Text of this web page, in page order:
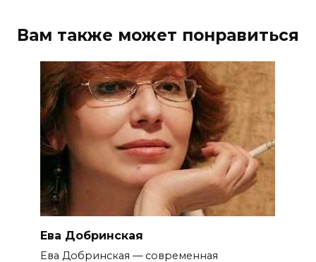
Вам также может понравиться
Ева Добринская
Ева Добринская — современная